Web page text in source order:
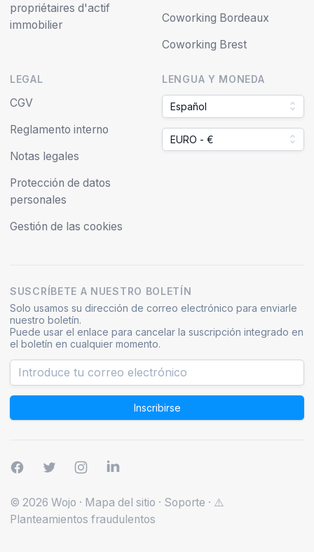
propriétaires d'actif
immobilier
Coworking Bordeaux
Coworking Brest
LEGAL
CGV
Reglamento interno
Notas legales
Protección de datos
personales
Gestión de las cookies
LENGUA Y MONEDA
Español
EURO - €
SUSCRÍBETE A NUESTRO BOLETÍN
Solo usamos su dirección de correo electrónico para enviarle
nuestro boletín.
Puede usar el enlace para cancelar la suscripción integrado en
el boletín en cualquier momento.
Inscribirse
© 2026 Wojo · Mapa del sitio · Soporte · ⚠️
Planteamientos fraudulentos